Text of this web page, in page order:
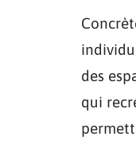
des
qui